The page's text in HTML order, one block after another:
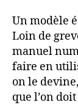
Un modèle
Loin de
manuel
faire en
on le
que l’on